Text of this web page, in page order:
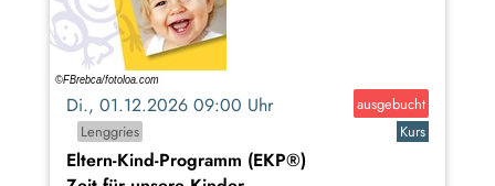
Di., 01.12.2026 09:00 Uhr
ausgebucht
Lenggries
Kurs
Eltern-Kind-Programm (EKP®)